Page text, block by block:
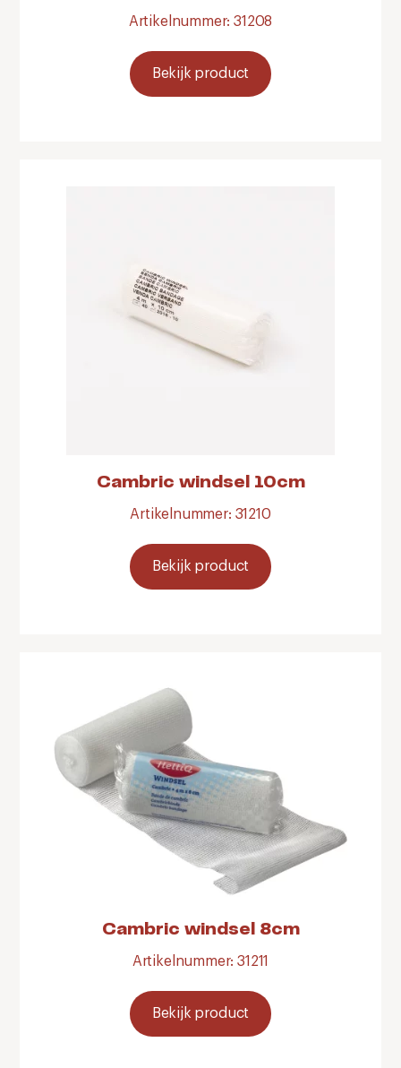
Artikelnummer: 31208
Bekijk product
Cambric windsel 10cm
Artikelnummer: 31210
Bekijk product
Cambric windsel 8cm
Artikelnummer: 31211
Bekijk product